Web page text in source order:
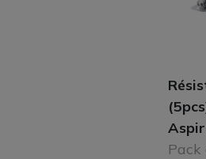
Pack